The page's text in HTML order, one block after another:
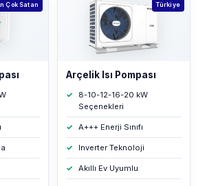
Çok Satan Türkiye
Arçelik Isı Pompası
8-10-12-16-20 kW
Seçenekleri
A+++ Enerji Sınıfı
Inverter Teknoloji
Akıllı Ev Uyumlu